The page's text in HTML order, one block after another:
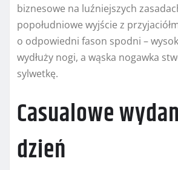
biznesowe na luźniejszych
popołudniowe wyjście z
o odpowiedni fason spodni –
wydłuży nogi, a wąska nogawka
sylwetkę.
Casualowe
dzień